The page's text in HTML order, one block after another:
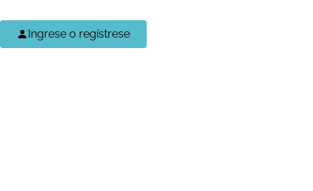
Ingrese o regístrese